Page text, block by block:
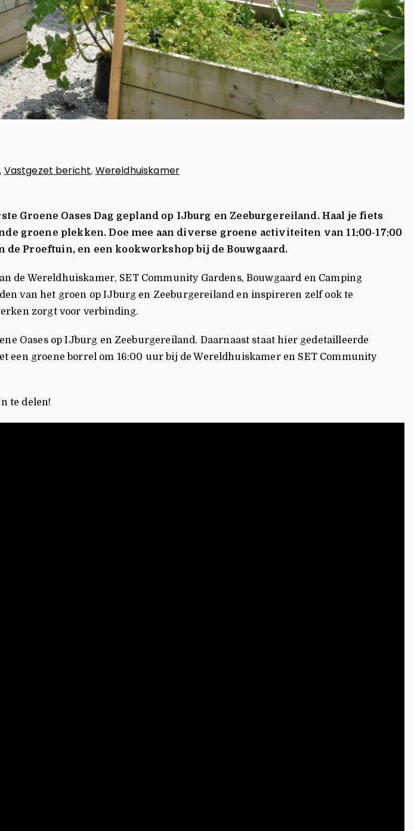
, Vastgezet bericht, Wereldhuiskamer
Groene Oases Dag gepland op IJburg en Zeeburgereiland. Haal je fiets
groene plekken. Doe mee aan diverse groene activiteiten van 11:00-17:00
Proeftuin, en een kookworkshop bij de Bouwgaard.
de Wereldhuiskamer, SET Community Gardens, Bouwgaard en Camping
van het groen op IJburg en Zeeburgereiland en inspireren zelf ook te
zorgt voor verbinding.
Oases op IJburg en Zeeburgereiland. Daarnaast staat hier gedetailleerde
groene borrel om 16:00 uur bij de Wereldhuiskamer en SET Community
te delen!